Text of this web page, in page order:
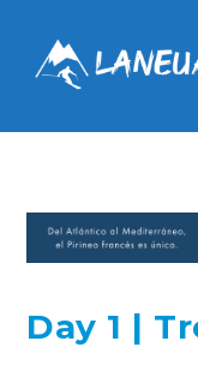
Day 1 |